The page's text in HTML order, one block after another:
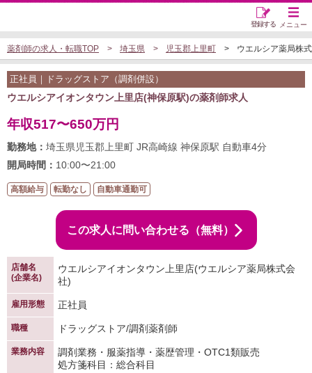
メニュー
登録する
薬剤師の求人・転職TOP 埼玉県 児玉郡上里町 ウエルシア薬局株
正社員｜ドラッグストア（調剤併設）
ウエルシアイオンタウン上里店(神保原駅)の薬剤師求人
年収517〜650万円
勤務地： 埼玉県児玉郡上里町 JR高崎線 神保原駅 自動車4分
開局時間： 10:00〜21:00
高額給与 転勤なし 自動車通勤可
この求人に問い合わせる（無料）
店舗名
(企業名)
ウエルシアイオンタウン上里店(ウエルシア薬局株式会
社)
雇用形態 正社員
職種 ドラッグストア/調剤薬剤師
業務内容
調剤業務・服薬指導・薬歴管理・OTC1類販売
処方箋科目：総合科目